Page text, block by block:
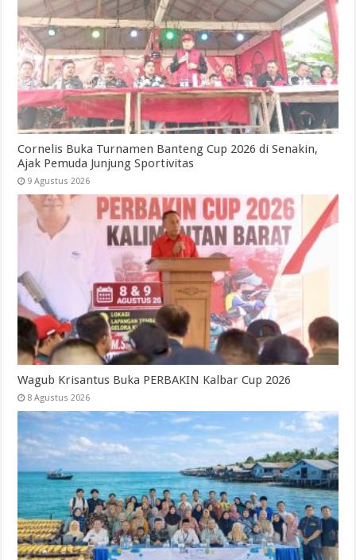
Cornelis Buka Turnamen Banteng Cup 2026 di Senakin,
Ajak Pemuda Junjung Sportivitas
9 Agustus 2026
Wagub Krisantus Buka PERBAKIN Kalbar Cup 2026
8 Agustus 2026